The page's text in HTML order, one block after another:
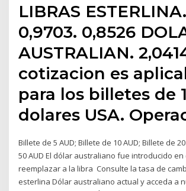
LIBRAS ESTERLINA.
0,9703. 0,8526
AUSTRALIAN.
cotizacion es
para los billetes de
dolares USA.
Billete de 5 AUD; Billete de 10 AUD; Billete de
50 AUD El dólar australiano fue introducido en
reemplazar a la libra Consulte la tasa de
esterlina Dólar australiano actual y acceda a